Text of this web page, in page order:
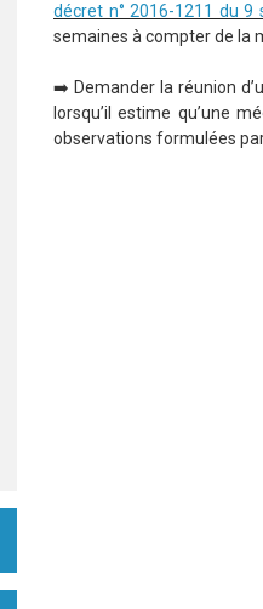
décret n° 2016-1211 du 9
semaines à compter de la
➡️ Demander la réunion
lorsqu’il estime qu’une
observations formulées